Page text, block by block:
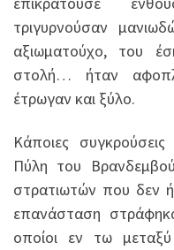
τριγυρνούσαν
αξιωματούχο, του
στολή… ήταν
έτρωγαν και ξύλο.
Κάποιες
Πύλη του
στρατιωτών που δεν
επανάσταση
οποίοι εν τω